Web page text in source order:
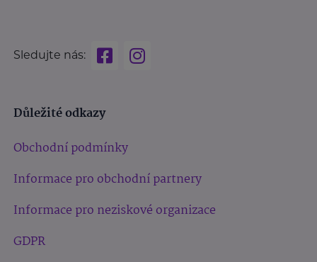
Sledujte nás:
Důležité odkazy
Obchodní podmínky
Informace pro obchodní partnery
Informace pro neziskové organizace
GDPR